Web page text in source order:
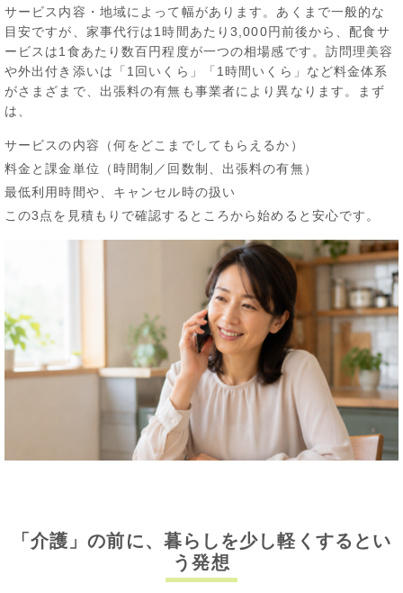
サービス内容・地域によって幅があります。あくまで一般的な
目安ですが、家事代行は1時間あたり3,000円前後から、配食サ
ービスは1食あたり数百円程度が一つの相場感です。訪問理美容
や外出付き添いは「1回いくら」「1時間いくら」など料金体系
がさまざまで、出張料の有無も事業者により異なります。まず
は、
サービスの内容（何をどこまでしてもらえるか）
料金と課金単位（時間制／回数制、出張料の有無）
最低利用時間や、キャンセル時の扱い
この3点を見積もりで確認するところから始めると安心です。
「介護」の前に、暮らしを少し軽くするとい
う発想